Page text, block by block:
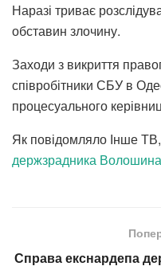
Наразі триває
обставин злочину.
Заходи з викриття
співробітники СБУ в
процесуального
Як повідомляло Інше ТВ,
держзрадника
Справа екснардепа